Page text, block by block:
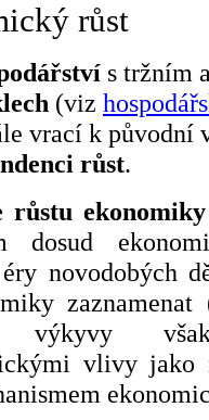
růst
s tržním
(viz
vrací k původní
růst.
dosud
novodobých
výkyvy
vlivy jako